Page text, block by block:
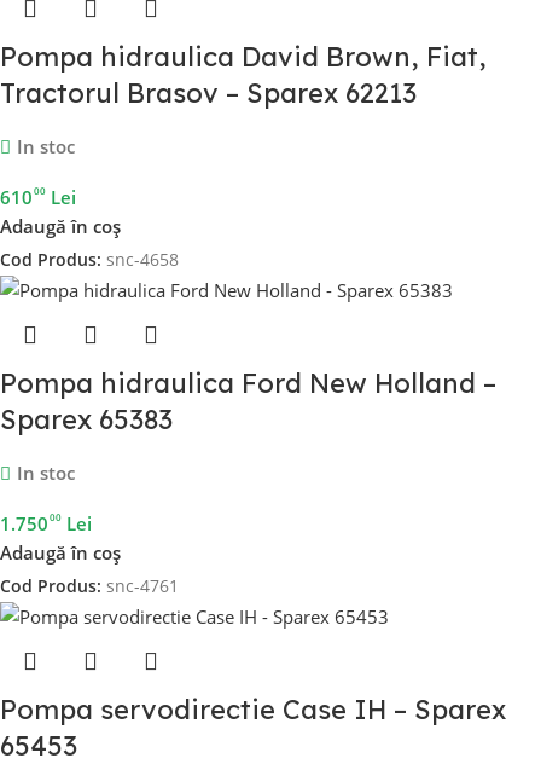
Pompa hidraulica David Brown, Fiat,
Tractorul Brasov – Sparex 62213
In stoc
61000 Lei
Adaugă în coș
Cod Produs: snc-4658
Pompa hidraulica Ford New Holland –
Sparex 65383
In stoc
1.75000 Lei
Adaugă în coș
Cod Produs: snc-4761
Pompa servodirectie Case IH – Sparex
65453